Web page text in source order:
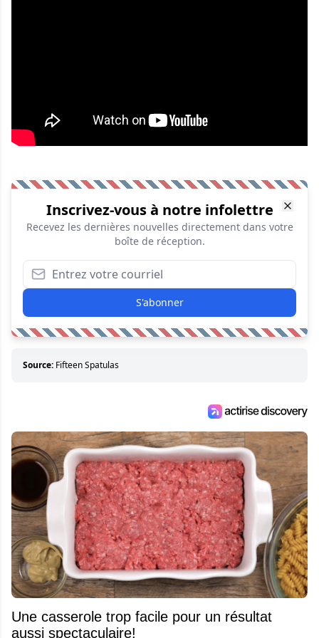
Inscrivez-vous à notre infolettre
Recevez les dernières nouvelles directement dans votre
boîte de réception.
S'abonner
Source: Fifteen Spatulas
Une casserole trop facile pour un résultat
aussi spectaculaire!